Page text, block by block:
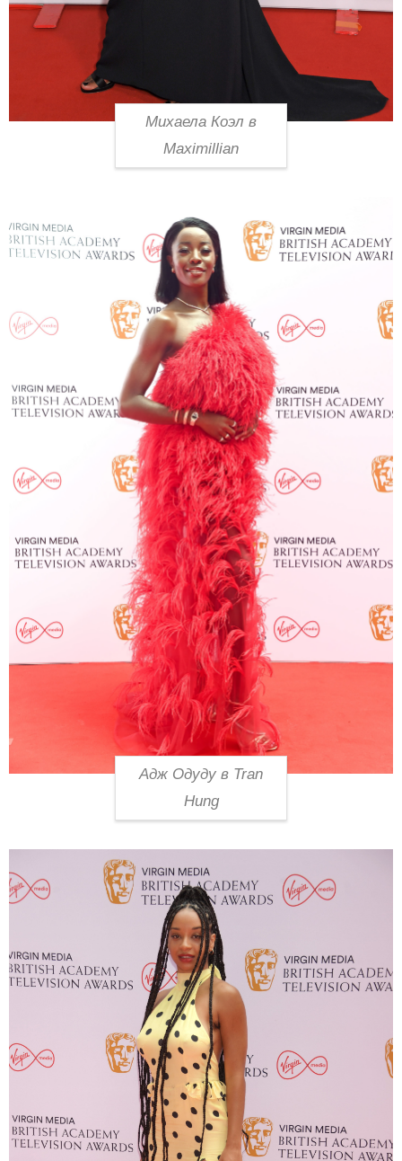
Михаела Коэл в
Maximillian
Адж Одуду в Tran
Hung